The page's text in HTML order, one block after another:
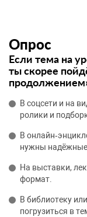
Опрос
Если тема на
ты скорее
В соцсети и на
ролики и
В
нужны
На выставки,
формат.
В библиотеку
погрузиться в